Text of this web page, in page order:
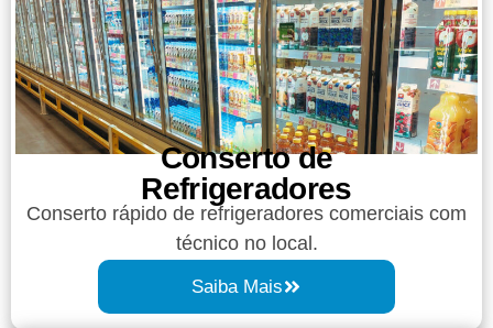
Conserto de
Refrigeradores
Conserto rápido de refrigeradores comerciais com
técnico no local.
Saiba Mais